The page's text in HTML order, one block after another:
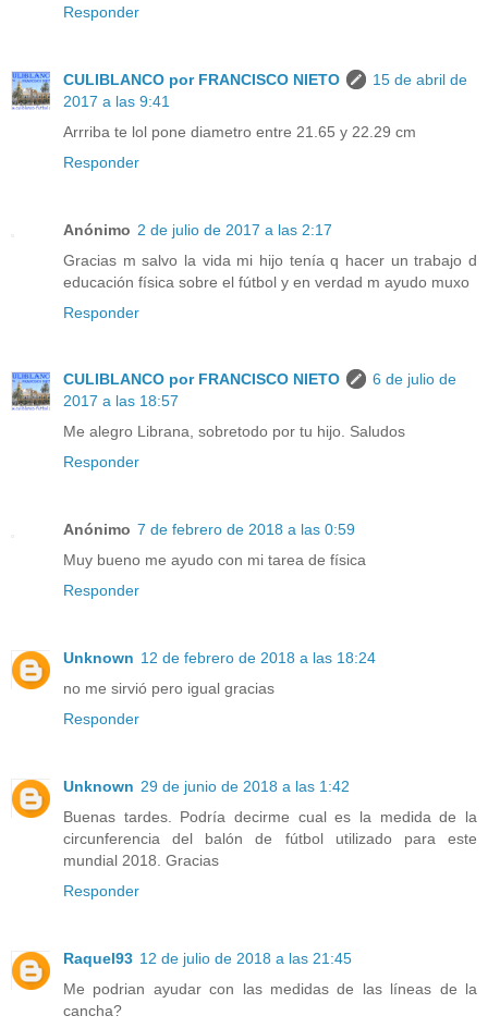
Responder
CULIBLANCO por FRANCISCO NIETO
15 de abril de
2017 a las 9:41
Arrriba te lol pone diametro entre 21.65 y 22.29 cm
Responder
Anónimo 2 de julio de 2017 a las 2:17
Gracias m salvo la vida mi hijo tenía q hacer un trabajo d
educación física sobre el fútbol y en verdad m ayudo muxo
Responder
CULIBLANCO por FRANCISCO NIETO
6 de julio de
2017 a las 18:57
Me alegro Librana, sobretodo por tu hijo. Saludos
Responder
Anónimo 7 de febrero de 2018 a las 0:59
Muy bueno me ayudo con mi tarea de física
Responder
Unknown 12 de febrero de 2018 a las 18:24
no me sirvió pero igual gracias
Responder
Unknown 29 de junio de 2018 a las 1:42
Buenas tardes. Podría decirme cual es la medida de la
circunferencia del balón de fútbol utilizado para este
mundial 2018. Gracias
Responder
Raquel93 12 de julio de 2018 a las 21:45
Me podrian ayudar con las medidas de las líneas de la
cancha?